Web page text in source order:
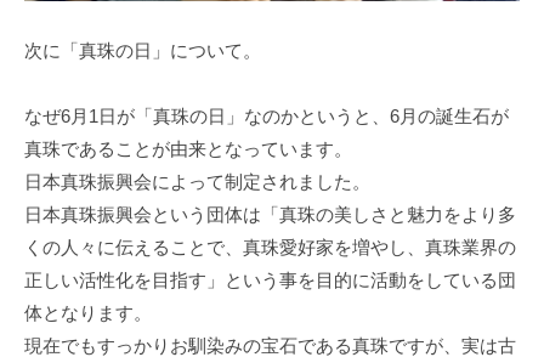
次に「真珠の日」について。
なぜ6月1日が「真珠の日」なのかというと、6月の誕生石が
真珠であることが由来となっています。
日本真珠振興会によって制定されました。
日本真珠振興会という団体は「真珠の美しさと魅力をより多
くの人々に伝えることで、真珠愛好家を増やし、真珠業界の
正しい活性化を目指す」という事を目的に活動をしている団
体となります。
現在でもすっかりお馴染みの宝石である真珠ですが、実は古